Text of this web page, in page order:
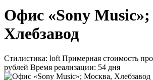
Офис «Sony
Хлебзавод
Стилистика: loft Примерная стоимость
рублей Время реализации: 54 дня